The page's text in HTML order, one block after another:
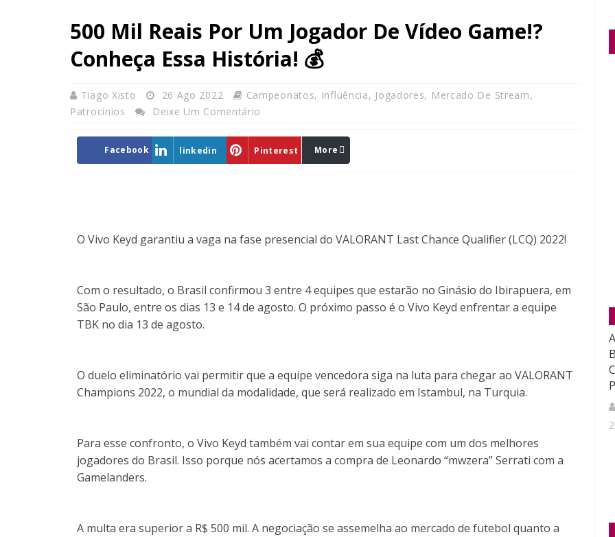
500 Mil Reais Por Um Jogador De Vídeo Game!?
Conheça Essa História! 💰
Tiago Xisto 26 Ago 2022 Campeonatos, Influência, Jogadores, Mercado De Stream,
Patrocínios
Deixe Um Comentário
Facebook linkedin Pinterest More
O Vivo Keyd garantiu a vaga na fase presencial do VALORANT Last Chance Qualifier (LCQ) 2022!
Com o resultado, o Brasil confirmou 3 entre 4 equipes que estarão no Ginásio do Ibirapuera, em
São Paulo, entre os dias 13 e 14 de agosto. O próximo passo é o Vivo Keyd enfrentar a equipe
TBK no dia 13 de agosto.
O duelo eliminatório vai permitir que a equipe vencedora siga na luta para chegar ao VALORANT
Champions 2022, o mundial da modalidade, que será realizado em Istambul, na Turquia.
Para esse confronto, o Vivo Keyd também vai contar em sua equipe com um dos melhores
jogadores do Brasil. Isso porque nós acertamos a compra de Leonardo “mwzera” Serrati com a
Gamelanders.
A multa era superior a R$ 500 mil. A negociação se assemelha ao mercado de futebol quanto a